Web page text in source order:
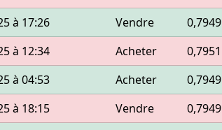
à 17:26
Vendre 0,7949
à 12:34
Acheter 0,7951
à 04:53
Acheter 0,7949
à 18:15
Vendre 0,7949